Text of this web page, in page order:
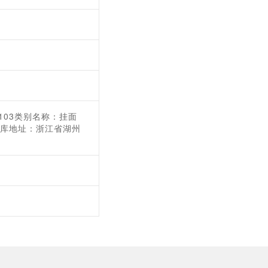
类别名称：挂面
地址：浙江省湖州